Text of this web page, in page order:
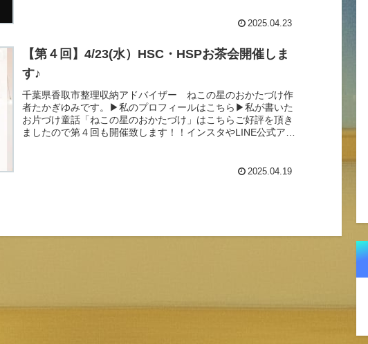
2025.04.23
【第４回】4/23(水）HSC・HSPお茶会開催しま
す♪
千葉県香取市整理収納アドバイザー ねこの星のおかたづけ作
者たかぎゆみです。▶私のプロフィールはこちら▶私が書いた
お片づけ童話「ねこの星のおかたづけ」はこちらご好評を頂き
ましたので第４回も開催致します！！インスタやLINE公式アカ
2025.04.19